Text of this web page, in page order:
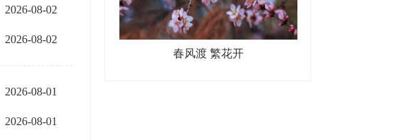
2026-08-02
2026-08-02
2026-08-01
2026-08-01
春风渡 繁花开